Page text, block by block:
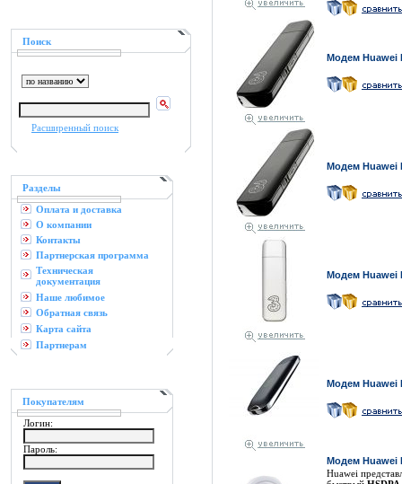
Поиск
Расширенный поиск
Разделы
Оплата и доставка
О компании
Контакты
Партнерская программа
Техническая
документация
Наше любимое
Обратная связь
Карта сайта
Партнерам
Покупателям
Логин:
Пароль:
Модем Huawei
Модем Huawei
Модем Huawei
Модем Huawei
Модем Huawei
Huawei